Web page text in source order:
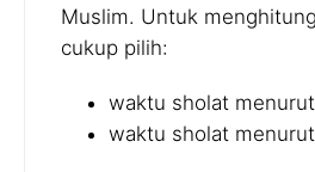
Muslim. Untuk
cukup pilih:
waktu sholat
waktu sholat menurut